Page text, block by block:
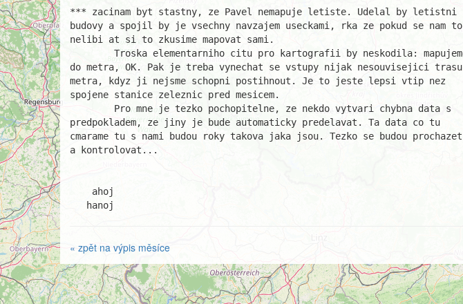
*** zacinam byt stastny, ze Pavel nemapuje letiste. Udelal by letistni
budovy a spojil by je vsechny navzajem useckami, rka ze pokud se nam to
nelibi at si to zkusime mapovat sami.
do metra, OK. Pak je treba vynechat se vstupy nijak nesouvisejici trasu
metra, kdyz ji nejsme schopni postihnout. Je to jeste lepsi vtip nez
spojene stanice zeleznic pred mesicem.
predpokladem, ze jiny je bude automaticky predelavat. Ta data co tu
cmarame tu s nami budou roky takova jaka jsou. Tezko se budou prochazet
a kontrolovat...
   hanoj
« zpět na výpis měsíce